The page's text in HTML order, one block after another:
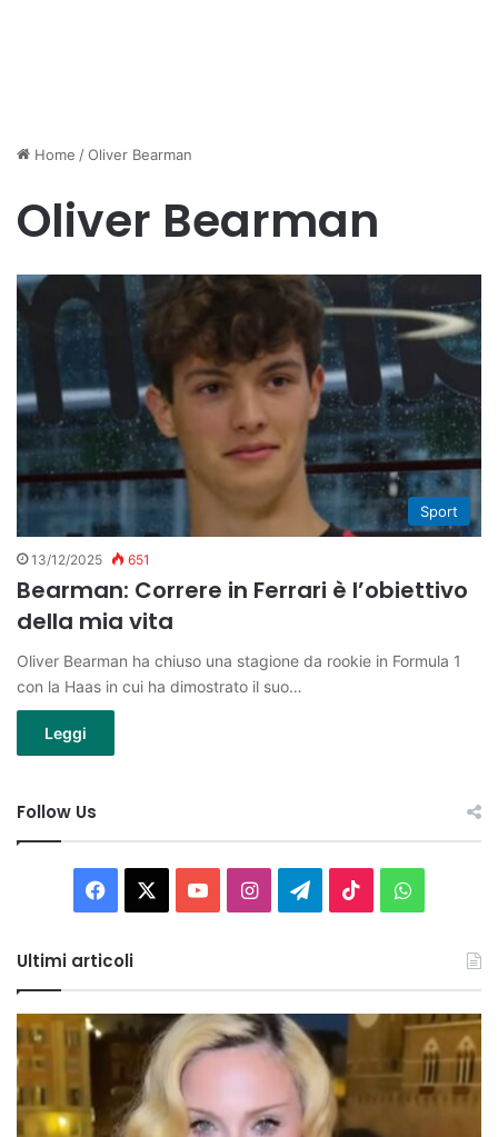
Home /Oliver Bearman
Oliver Bearman
Sport
13/12/2025 651
Bearman: Correre in Ferrari è l’obiettivo
della mia vita
Oliver Bearman ha chiuso una stagione da rookie in Formula 1
con la Haas in cui ha dimostrato il suo…
Leggi
Follow Us
Facebook You InstagramTelegram
TikTok
Ultimi articoli